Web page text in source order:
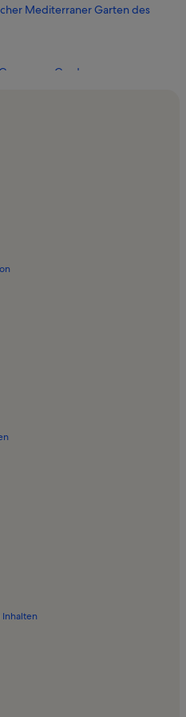
Mediterraner Garten des
van Grada
Bogomatere
Krapanj
Krševan
Nikola